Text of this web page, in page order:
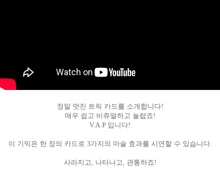
페이코 ID로
PAYCO 바로
정말 멋진 트릭 카드를 소개합니다!
매우 쉽고 비쥬얼하고 놀랍죠!
V.A.P 입니다!
이 기믹은 한 장의 카드로 3가지의 마술 효과를 시연할 수 있습니다.
사라지고, 나타나고, 관통하죠!